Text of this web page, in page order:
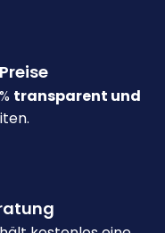
transparent und